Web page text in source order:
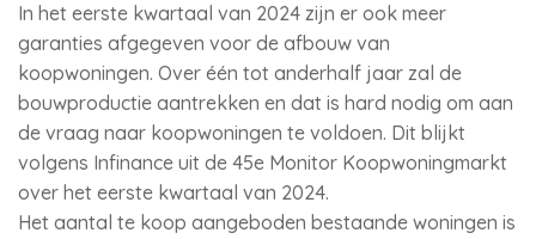
In het eerste kwartaal van 2024 zijn er ook meer
garanties afgegeven voor de afbouw van
koopwoningen. Over één tot anderhalf jaar zal de
bouwproductie aantrekken en dat is hard nodig om aan
de vraag naar koopwoningen te voldoen. Dit blijkt
volgens Infinance uit de 45e Monitor Koopwoningmarkt
over het eerste kwartaal van 2024.
Het aantal te koop aangeboden bestaande woningen is